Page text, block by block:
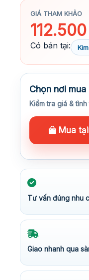
GIÁ THAM KHẢO
112.500
Có bán tại:
Chọn nơi
Kiểm tra giá &
Mua
Tư vấn đúng nhu
Giao nhanh qua